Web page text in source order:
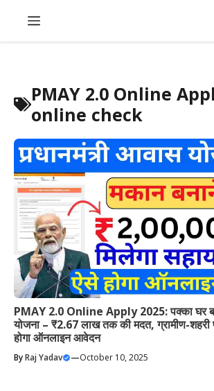
Menu
PMAY 2.0 Online
online check
PMAY 2.0 Online Apply 2025: पक्का घर
योजना – ₹2.67 लाख तक की मदत, ग्रामीण-शहरी
होगा ऑनलाइन आवेदन
ByRaj Yadav —October 10, 2025